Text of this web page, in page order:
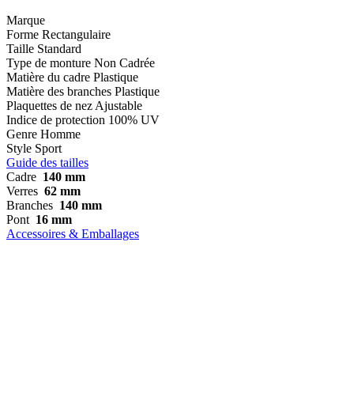
Marque
Forme Rectangulaire
Taille Standard
Type de monture Non Cadrée
Matière du cadre Plastique
Matière des branches Plastique
Plaquettes de nez Ajustable
Indice de protection 100% UV
Genre Homme
Style Sport
Guide des tailles
Cadre 140 mm
Verres 62 mm
Branches 140 mm
Pont 16 mm
Accessoires & Emballages